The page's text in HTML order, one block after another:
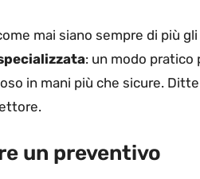
mai siano sempre di più
: un modo pratico
in mani più che sicure.
un preventivo